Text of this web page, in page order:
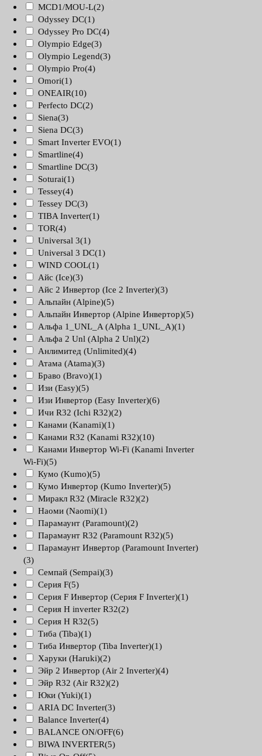
MCD1/MOU-L(2)
Odyssey DC(1)
Odyssey Pro DC(4)
Olympio Edge(3)
Olympio Legend(3)
Olympio Pro(4)
Omori(1)
ONEAIR(10)
Perfecto DC(2)
Siena(3)
Siena DC(3)
Smart Inverter EVO(1)
Smartline(4)
Smartline DC(3)
Soturai(1)
Tessey(4)
Tessey DC(3)
TIBA Inverter(1)
TOR(4)
Universal 3(1)
Universal 3 DC(1)
WIND COOL(1)
Айс (Ice)(3)
Айс 2 Инвертор (Ice 2 Inverter)(3)
Альпайн (Alpine)(5)
Альпайн Инвертор (Alpine Инвертор)(5)
Альфа 1_UNL_A (Alpha 1_UNL_A)(1)
Альфа 2 Unl (Alpha 2 Unl)(2)
Анлимитед (Unlimited)(4)
Атама (Atama)(3)
Браво (Bravo)(1)
Изи (Easy)(5)
Изи Инвертор (Easy Inverter)(6)
Ичи R32 (Ichi R32)(2)
Канами (Kanami)(1)
Канами R32 (Kanami R32)(10)
Канами Инвертор Wi-Fi (Kanami Inverter
Wi-Fi)(5)
Кумо (Kumo)(5)
Кумо Инвертор (Kumo Inverter)(5)
Миракл R32 (Miracle R32)(2)
Наоми (Naomi)(1)
Парамаунт (Paramount)(2)
Парамаунт R32 (Paramount R32)(5)
Парамаунт Инвертор (Paramount Inverter)
(3)
Семпай (Sempai)(3)
Серия F(5)
Серия F Инвертор (Серия F Inverter)(1)
Серия H inverter R32(2)
Серия H R32(5)
Тиба (Tiba)(1)
Тиба Инвертор (Tiba Inverter)(1)
Харуки (Haruki)(2)
Эйр 2 Инвертор (Air 2 Inverter)(4)
Эйр R32 (Air R32)(2)
Юки (Yuki)(1)
ARIA DC Inverter(3)
Balance Inverter(4)
BALANCE ON/OFF(6)
BIWA INVERTER(5)